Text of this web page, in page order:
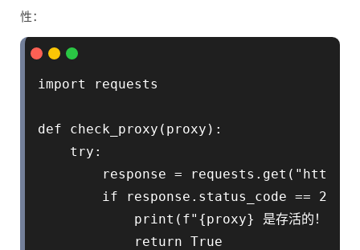
性：
import requests
def check_proxy(proxy):
try:
response = requests.get("http://
if response.status_code == 200:
print(f"{proxy} 是存活的！")
return True